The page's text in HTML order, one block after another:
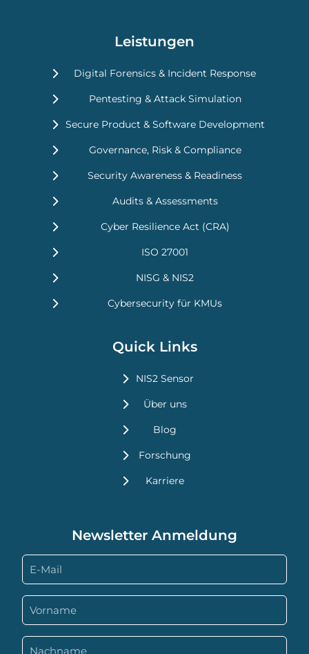
Leistungen
Digital Forensics & Incident Response
Pentesting & Attack Simulation
Secure Product & Software Development
Governance, Risk & Compliance
Security Awareness & Readiness
Audits & Assessments
Cyber Resilience Act (CRA)
ISO 27001
NISG & NIS2
Cybersecurity für KMUs
Quick Links
NIS2 Sensor
Über uns
Blog
Forschung
Karriere
Newsletter Anmeldung